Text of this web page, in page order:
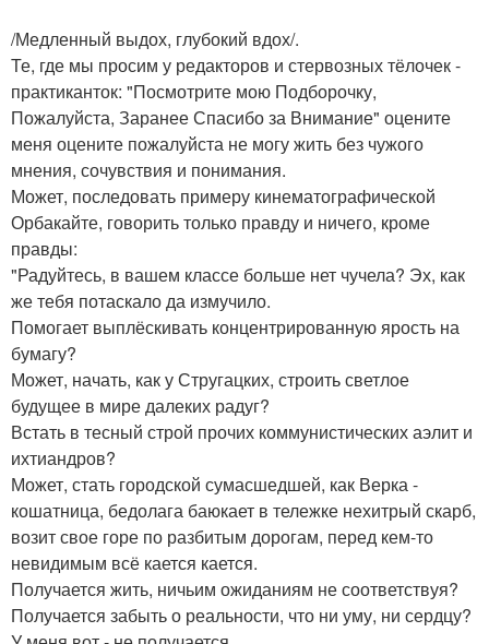
/Медленный выдох, глубокий вдох/.
Те, где мы просим у редакторов и стервозных тёлочек -
практиканток: "Посмотрите мою Подборочку,
Пожалуйста, Заранее Спасибо за Внимание" оцените
меня оцените пожалуйста не могу жить без чужого
мнения, сочувствия и понимания.
Может, последовать примеру кинематографической
Орбакайте, говорить только правду и ничего, кроме
правды:
"Радуйтесь, в вашем классе больше нет чучела? Эх, как
же тебя потаскало да измучило.
Помогает выплёскивать концентрированную ярость на
бумагу?
Может, начать, как у Стругацких, строить светлое
будущее в мире далеких радуг?
Встать в тесный строй прочих коммунистических аэлит и
ихтиандров?
Может, стать городской сумасшедшей, как Верка -
кошатница, бедолага баюкает в тележке нехитрый скарб,
возит свое горе по разбитым дорогам, перед кем-то
невидимым всё кается кается.
Получается жить, ничьим ожиданиям не соответствуя?
Получается забыть о реальности, что ни уму, ни сердцу?